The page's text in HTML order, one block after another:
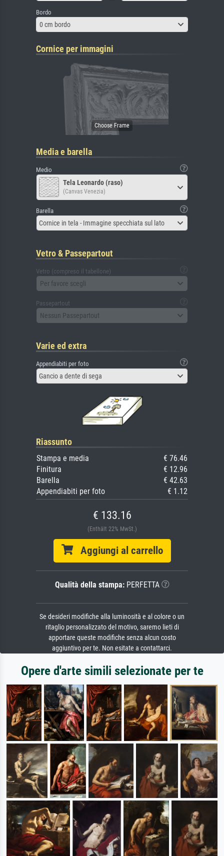
Bordo
0 cm bordo
Cornice per immagini
Media e barella
Medio
Tela Leonardo (raso)
(Canvas Venezia)
Barella
Cornice in tela - Immagine specchiata sul lato
Vetro & Passepartout
Vetro (compreso il tabellone)
Per favore scegli
Passepartout
Nessun Passepartout
Varie ed extra
Appendiabiti per foto
Gancio a dente di sega
Riassunto
Stampa e media
€ 76.46
Finitura
€ 12.96
Barella
€ 42.63
Appendiabiti per foto
€ 1.12
€ 133.16
(Enthält 22% MwSt.)
Aggiungi al carrello
Qualità della stampa:PERFETTA
Se desideri modifiche alla luminosità e al colore o un
ritaglio personalizzato del motivo, saremo lieti di
apportare queste modifiche senza alcun costo
aggiuntivo per te. Non esitate a contattarci.
Opere d'arte simili selezionate per te